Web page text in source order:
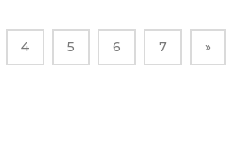
4 5 6 7 »